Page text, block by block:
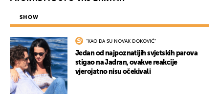
SHOW
"KAO DA SU NOVAK ĐOKOVIĆ"
Jedan od najpoznatijih svjetskih parova
stigao na Jadran, ovakve reakcije
vjerojatno nisu očekivali